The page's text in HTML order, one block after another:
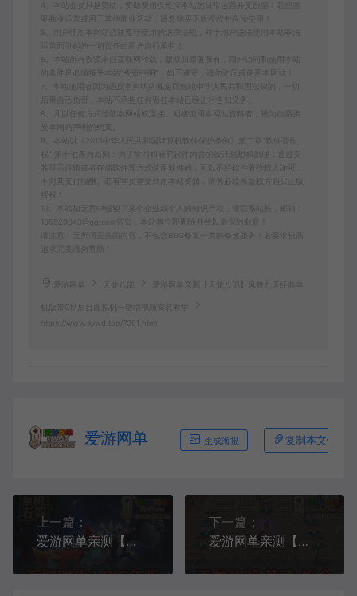
4、本站会员只是赞助，赞助费用仅维持本站的日常运营开支所需！若您需
要商业运营或用于其他商业活动，请您购买正版授权并合法使用！
5、用户使用本网站必须遵守使用的法律法规，对于用户违法使用本站非法
6、本站所有资源来自互联网转载，版权归原著所有，用户访问和使用本站
的条件是必须接受本站“免责申明”，如不遵守，请勿访问或使用本网站！
7、本站使用者因为违反本声明的规定而触犯中华人民共和国法律的，一切
后果自己负责，本站不承担任何责任本站已经进行告知义务。
8、凡以任何方式登陆本网站或直接、间接使用本网站资料者，视为自愿接
受本网站声明的约束。
9、本站以《2013中华人民共和国计算机软件保护条例》第二章"软件菩作
权” 第十七条为原则：为了学习和研究软件内含的设计思想和原理，通过安
装显示传输或者存储软件等方式使用软件的，可以不经软件著作权人许可，
不向其支付报酬。若有学员需要商用本站资源，请务必联系版权方购买正版
10、本站如无意中侵犯了某个企业或个人的知识产权，请联系站长，邮箱：
185529643@qq.com告知，本站将立即删除并致以最深的歉意！
请注意：无所谓完美的内容，不包含BUG修复一类的修改服务！若要求较高
追求完美请勿赞助！
爱游网单 天龙八部 爱游网单亲测【天龙八部】凤舞九天经典单
机版带GM后台虚拟机一键端视频安装教学
https://www.aywd.top/7301.html
爱游网单 生成海报 复制本文链接
上一篇：
爱游网单亲测【石器时代3.0】无外挂单机版 快捷内置功能脚本 GM命令可发物品装备充值 虚拟机一键端视频安装教学
下一篇：
爱游网单亲测【天龙八部】英武·烁今单机经典怀旧带GM后台虚拟机一键端视频安装教学